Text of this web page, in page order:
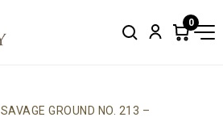
SearchAccount
0
Items
SAVAGE GROUND NO. 213 –